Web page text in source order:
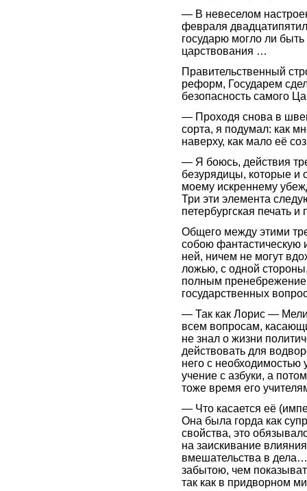
— В невеселом
февраля
государю могло ли
царствования …
Правительственный
реформ, Государем
безопасность самого
— Проходя снова в
сорта, я подумал: как
наверху, как мало её
— Я боюсь, действия
безурядицы, которые и
моему искреннему
Три эти элемента
петербургская печать
Общего между этими
собою фантастическую
ней, ничем не могут
ложью, с одной
полным
государственных
— Так как Лорис —
всем вопросам,
не знал о жизни
действовать для
него с необходимостью
учение с азбуки, а
тоже время его
— Что касается её
Она была горда как
свойства, это
на заискивание
вмешательства в
забытою, чем
так как в придворном